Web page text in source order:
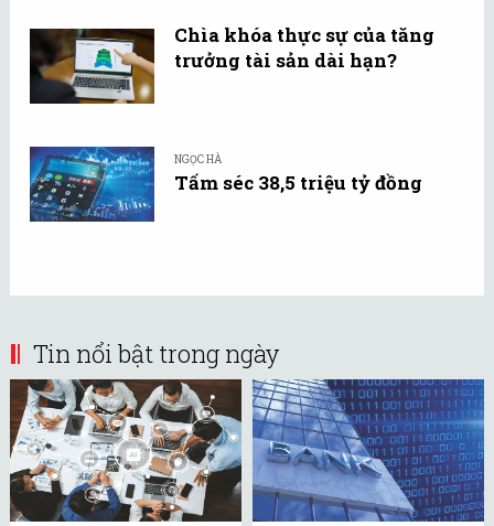
Chìa khóa thực sự của tăng
trưởng tài sản dài hạn?
NGỌC HÀ
Tấm séc 38,5 triệu tỷ đồng
Tin nổi bật trong ngày